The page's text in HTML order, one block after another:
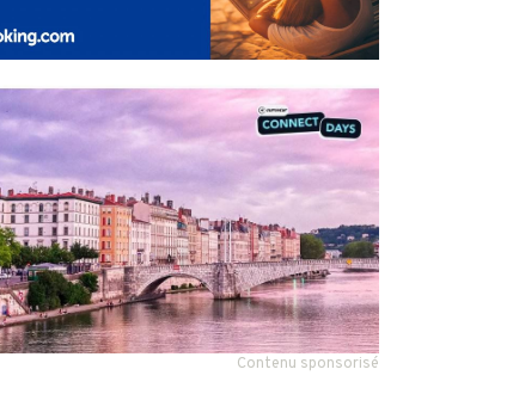
Contenu sponsorisé